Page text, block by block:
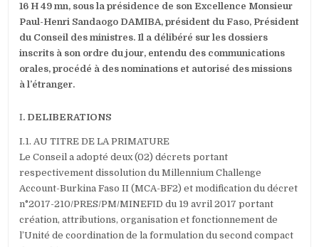
16 H 49 mn, sous la présidence de son Excellence Monsieur
Paul-Henri Sandaogo DAMIBA, président du Faso, Président
du Conseil des ministres. Il a délibéré sur les dossiers
inscrits à son ordre du jour, entendu des communications
orales, procédé à des nominations et autorisé des missions
à l’étranger.
I. DELIBERATIONS
I.1. AU TITRE DE LA PRIMATURE
Le Conseil a adopté deux (02) décrets portant
respectivement dissolution du Millennium Challenge
Account-Burkina Faso II (MCA-BF2) et modification du décret
n°2017-210/PRES/PM/MINEFID du 19 avril 2017 portant
création, attributions, organisation et fonctionnement de
l’Unité de coordination de la formulation du second compact